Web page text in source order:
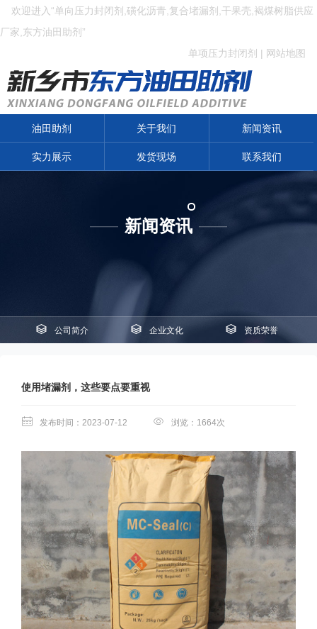
欢迎进入“单向压力封闭剂,磺化沥青,复合堵漏剂,干果壳,褐煤树脂供应
厂家,东方油田助剂”
单项压力封闭剂 | 网站地图
油田助剂 关于我们 新闻资讯
实力展示 发货现场 联系我们
—— 新闻资讯 ——
公司简介 企业文化 资质荣誉
使用堵漏剂，这些要点要重视
发布时间：2023-07-12 浏览：1664次